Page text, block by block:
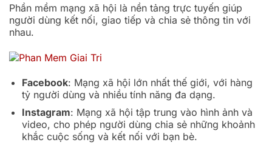
Phần mềm mạng xã hội là nền tảng trực tuyến giúp
người dùng kết nối, giao tiếp và chia sẻ thông tin với
nhau.
Facebook: Mạng xã hội lớn nhất thế giới, với hàng
tỷ người dùng và nhiều tính năng đa dạng.
Instagram: Mạng xã hội tập trung vào hình ảnh và
video, cho phép người dùng chia sẻ những khoảnh
khắc cuộc sống và kết nối với bạn bè.